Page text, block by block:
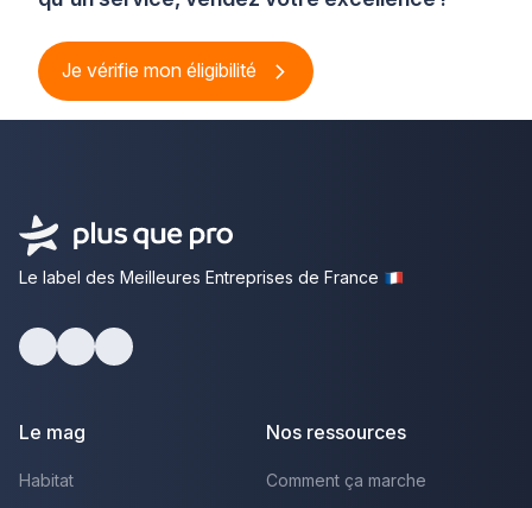
Je vérifie mon éligibilité
Le label des Meilleures Entreprises de France
Le mag
Habitat
Nos ressources
Comment ça marche